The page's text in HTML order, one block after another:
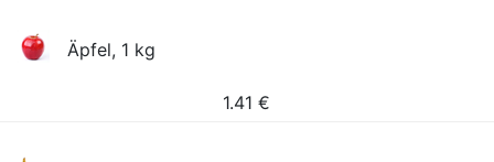
Äpfel, 1 kg
1.41 €